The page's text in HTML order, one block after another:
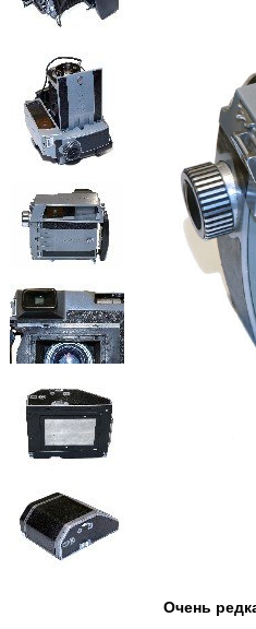
Очень